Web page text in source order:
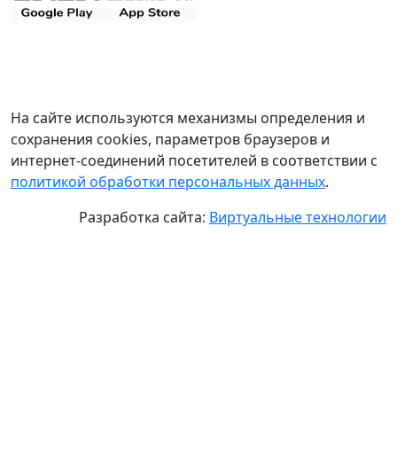
На сайте используются механизмы определения и
сохранения cookies, параметров браузеров и
интернет-соединений посетителей в соответствии с
политикой обработки персональных данных.
Разработка сайта: Виртуальные технологии